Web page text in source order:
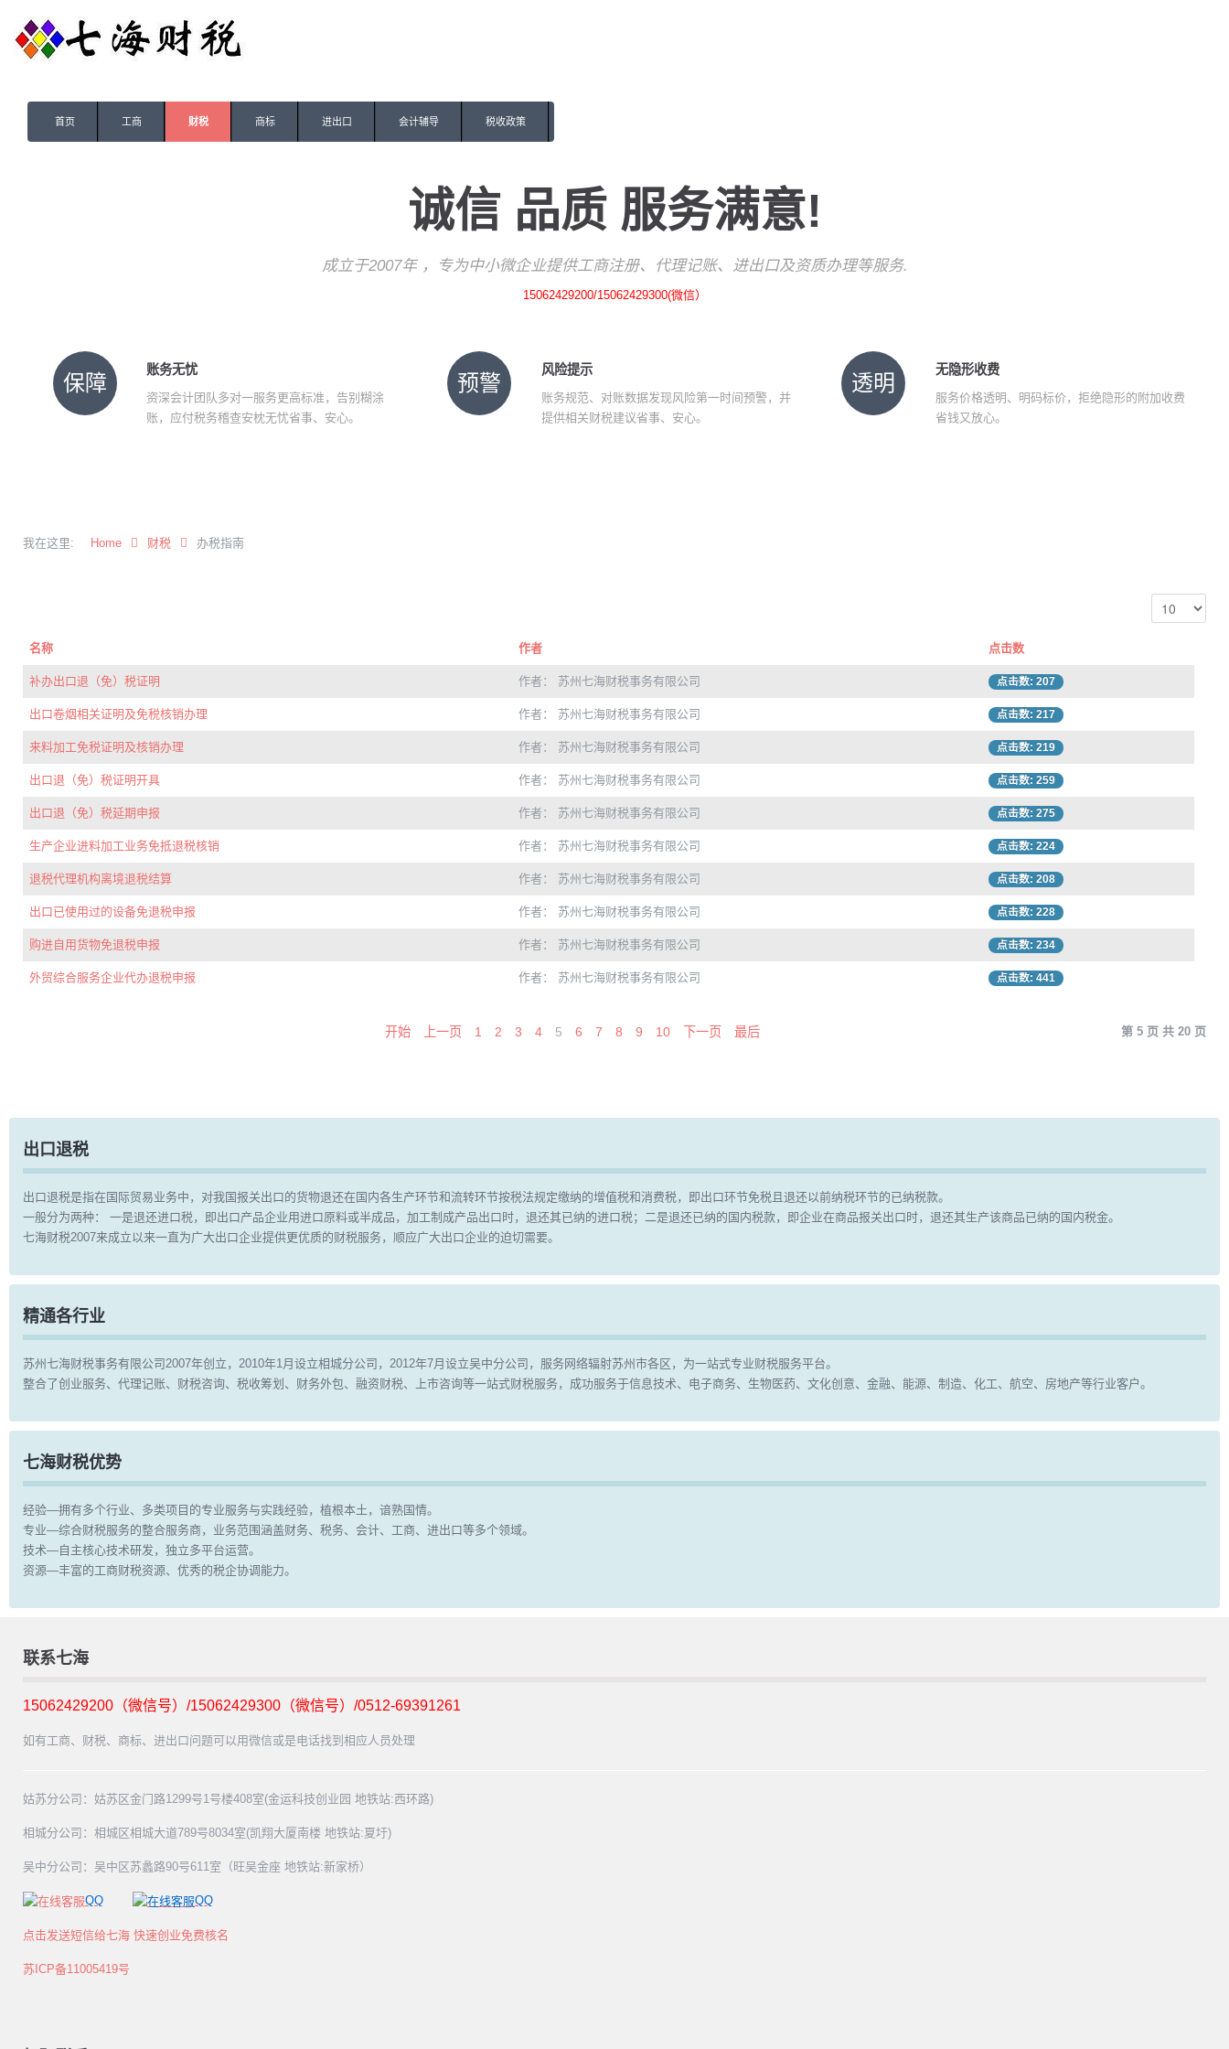
首页 工商 财税 商标 进出口 会计辅导 税收政策
诚信 品质 服务满意!
成立于2007年 ，专为中小微企业提供工商注册、代理记账、进出口及资质办理等服务.
15062429200/15062429300(微信）
保障
账务无忧
资深会计团队多对一服务更高标准，告别糊涂
账，应付税务稽查安枕无忧省事、安心。
预警
风险提示
账务规范、对账数据发现风险第一时间预警，并
提供相关财税建议省事、安心。
透明
无隐形收费
服务价格透明、明码标价，拒绝隐形的附加收费
省钱又放心。
我在这里: Home 财税 办税指南
名称 作者 点击数
补办出口退（免）税证明 作者： 苏州七海财税事务有限公司 点击数: 207
出口卷烟相关证明及免税核销办理 作者： 苏州七海财税事务有限公司 点击数: 217
来料加工免税证明及核销办理 作者： 苏州七海财税事务有限公司 点击数: 219
出口退（免）税证明开具 作者： 苏州七海财税事务有限公司 点击数: 259
出口退（免）税延期申报 作者： 苏州七海财税事务有限公司 点击数: 275
生产企业进料加工业务免抵退税核销 作者： 苏州七海财税事务有限公司 点击数: 224
退税代理机构离境退税结算 作者： 苏州七海财税事务有限公司 点击数: 208
出口已使用过的设备免退税申报 作者： 苏州七海财税事务有限公司 点击数: 228
购进自用货物免退税申报 作者： 苏州七海财税事务有限公司 点击数: 234
外贸综合服务企业代办退税申报 作者： 苏州七海财税事务有限公司 点击数: 441
第 5 页 共 20 页
开始 上一页 1 2 3 4 5 6 7 8 9 10 下一页 最后
出口退税
出口退税是指在国际贸易业务中，对我国报关出口的货物退还在国内各生产环节和流转环节按税法规定缴纳的增值税和消费税，即出口环节免税且退还以前纳税环节的已纳税款。
一般分为两种： 一是退还进口税，即出口产品企业用进口原料或半成品，加工制成产品出口时，退还其已纳的进口税；二是退还已纳的国内税款，即企业在商品报关出口时，退还其生产该商品已纳的国内税金。
七海财税2007来成立以来一直为广大出口企业提供更优质的财税服务，顺应广大出口企业的迫切需要。
精通各行业
苏州七海财税事务有限公司2007年创立，2010年1月设立相城分公司，2012年7月设立吴中分公司，服务网络辐射苏州市各区，为一站式专业财税服务平台。
整合了创业服务、代理记账、财税咨询、税收筹划、财务外包、融资财税、上市咨询等一站式财税服务，成功服务于信息技术、电子商务、生物医药、文化创意、金融、能源、制造、化工、航空、房地产等行业客户。
七海财税优势
经验—拥有多个行业、多类项目的专业服务与实践经验，植根本土，谙熟国情。
专业—综合财税服务的整合服务商，业务范围涵盖财务、税务、会计、工商、进出口等多个领域。
技术—自主核心技术研发，独立多平台运营。
资源—丰富的工商财税资源、优秀的税企协调能力。
联系七海
15062429200（微信号）/15062429300（微信号）/0512-69391261
如有工商、财税、商标、进出口问题可以用微信或是电话找到相应人员处理
姑苏分公司：姑苏区金门路1299号1号楼408室(金运科技创业园 地铁站:西环路)
相城分公司：相城区相城大道789号8034室(凯翔大厦南楼 地铁站:夏圩)
吴中分公司：吴中区苏蠡路90号611室（旺吴金座 地铁站:新家桥）
QQ QQ
点击发送短信给七海 快速创业免费核名
苏ICP备11005419号